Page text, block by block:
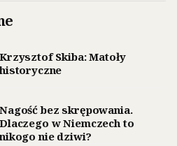
Krzysztof Skiba: Matoły
historyczne
Nagość bez skrępowania.
Dlaczego w Niemczech to
nikogo nie dziwi?